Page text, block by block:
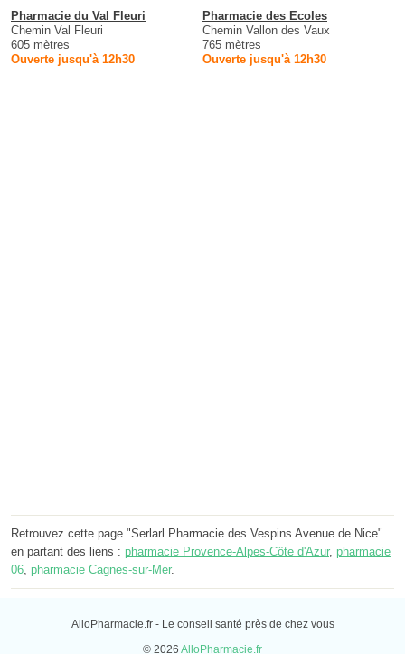
Pharmacie du Val Fleuri
Chemin Val Fleuri
605 mètres
Ouverte jusqu'à 12h30
Pharmacie des Ecoles
Chemin Vallon des Vaux
765 mètres
Ouverte jusqu'à 12h30
Retrouvez cette page "Serlarl Pharmacie des Vespins Avenue de Nice"
en partant des liens : pharmacie Provence-Alpes-Côte d'Azur, pharmacie
06 pharmacie Cagnes-sur-Mer.
AlloPharmacie.fr - Le conseil santé près de chez vous
© 2026 AlloPharmacie.fr